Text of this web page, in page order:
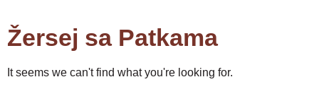
Žersej sa Patkama
It seems we can't find what you're looking for.